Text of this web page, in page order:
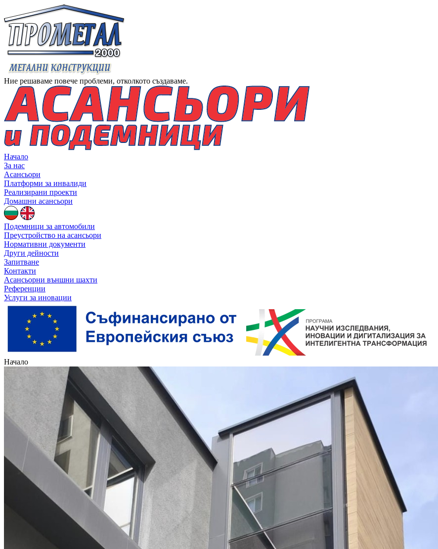
Ние решаваме повече проблеми, отколкото създаваме.
Начало
За нас
Асансьори
Платформи за инвалиди
Реализирани проекти
Домашни асансьори
Подемници за автомобили
Преустройство на асансьори
Нормативни документи
Други дейности
Запитване
Контакти
Асансьорни външни шахти
Референции
Услуги за иновации
Начало